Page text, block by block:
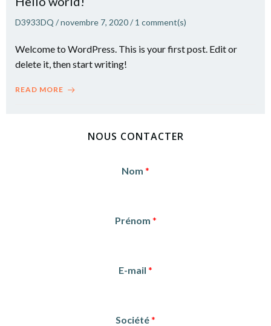
D3933DQ /novembre 7, 2020/ 1 comment(s)
Welcome to WordPress. This is your first post. Edit or
delete it, then start writing!
READ MORE
NOUS CONTACTER
Nom *
Prénom *
E-mail *
Société*